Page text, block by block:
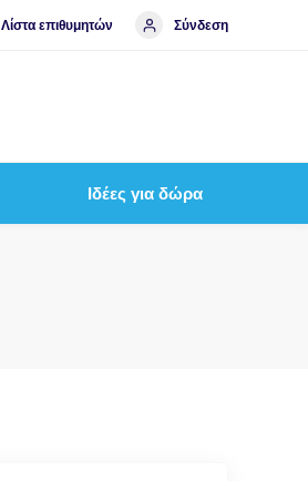
Λίστα επιθυμητών Σύνδεση
Ιδέες για δώρα